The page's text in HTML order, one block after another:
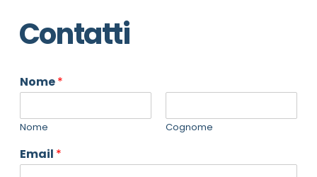
Contatti
Nome*
Nome Cognome
Email *